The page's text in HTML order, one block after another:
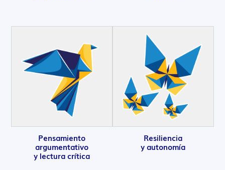
Pensamiento
argumentativo
y lectura crítica
Resiliencia
y autonomía